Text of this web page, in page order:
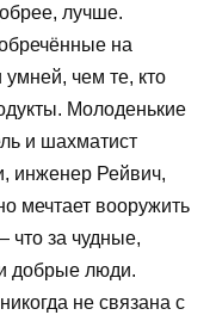
лучше.
на
умней, чем те, кто
Молоденькие
и шахматист
инженер Рейвич,
мечтает вооружить
что за чудные,
добрые люди.
не связана с